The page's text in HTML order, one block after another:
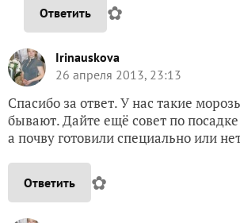
Ответить ✿
Irinauskova
26 апреля 2013, 23:13
Спасибо за ответ. У нас такие
бывают. Дайте ещё совет по
а почву готовили специально или
Ответить ✿